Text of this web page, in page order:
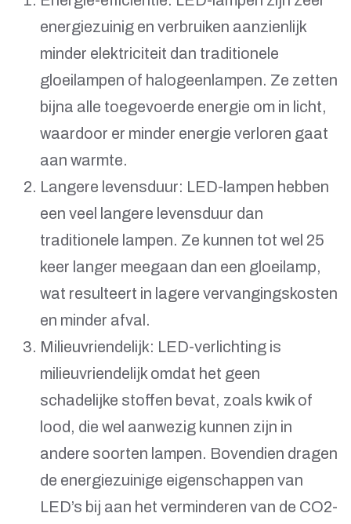
energiezuinig en verbruiken aanzienlijk
minder elektriciteit dan traditionele
gloeilampen of halogeenlampen. Ze zetten
bijna alle toegevoerde energie om in licht,
waardoor er minder energie verloren gaat
aan warmte.
Langere levensduur: LED-lampen hebben
een veel langere levensduur dan
traditionele lampen. Ze kunnen tot wel 25
keer langer meegaan dan een gloeilamp,
wat resulteert in lagere vervangingskosten
en minder afval.
Milieuvriendelijk: LED-verlichting is
milieuvriendelijk omdat het geen
schadelijke stoffen bevat, zoals kwik of
lood, die wel aanwezig kunnen zijn in
andere soorten lampen. Bovendien dragen
de energiezuinige eigenschappen van
LED’s bij aan het verminderen van de CO2-